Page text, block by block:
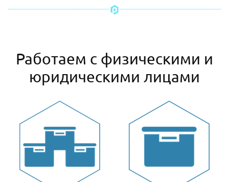
Работаем с физическими и
юридическими лицами